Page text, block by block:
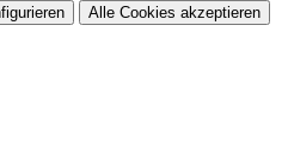
Alle Cookies akzeptieren